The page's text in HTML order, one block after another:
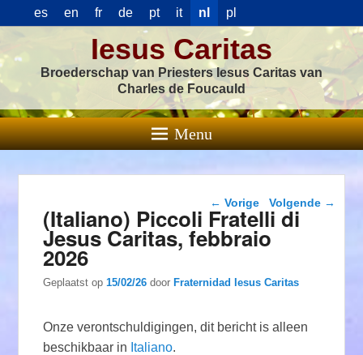
es en fr de pt it nl pl
Iesus Caritas
Broederschap van Priesters Iesus Caritas van
Charles de Foucauld
Menu
Berichtnavigatie
← Vorige Volgende →
(Italiano) Piccoli Fratelli di
Jesus Caritas, febbraio
2026
Geplaatst op15/02/26 doorFraternidad Iesus Caritas
Onze verontschuldigingen, dit bericht is alleen
beschikbaar in Italiano.